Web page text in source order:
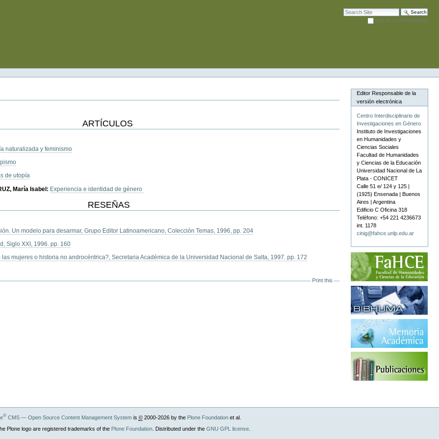
Search Site
only in current section
ARTÍCULOS
naturalizada y feminismo
de utopía
María Isabel: Experiencia e identidad de género
RESEÑAS
Un modelo para desarmar, Grupo Editor Latinoamericano, Colección Temas, 1996, pp. 204
Siglo XXI, 1996. pp. 160
las mujeres o historia no androcéntrica?, Secretaria Académica de la Universidad Nacional de Salta, 1997. pp. 172
Print this
Editor Responsable de la
versión electrónica
Centro Interdisciplinario de
Investigaciones en Género
Instituto de Investigaciones
en Humanidades y
Ciencias Sociales
Facultad de Humanidades
y Ciencias de la Educación
Universidad Nacional de La
Plata - CONICET
Calle 51 e/ 124 y 125 |
(1925) Ensenada | Buenos
Aires | Argentina
Edificio C Oficina 318
Teléfono: +54 221 4236673
int. 1178
cinig@fahce.unlp.edu.ar
®CMS — Open Source Content Management Systemis ©2000-2026 by the Plone Foundationet al.
Plone logo are registered trademarks of the Plone Foundation. Distributed under the GNU GPL license.